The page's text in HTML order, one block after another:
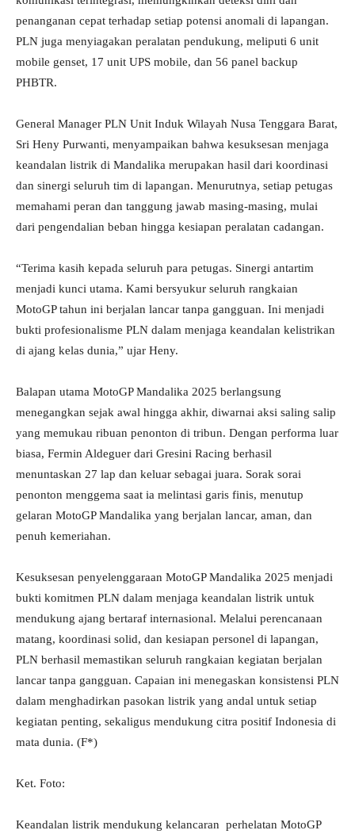
penanganan cepat terhadap setiap potensi anomali di lapangan.
PLN juga menyiagakan peralatan pendukung, meliputi 6 unit
mobile genset, 17 unit UPS mobile, dan 56 panel backup
PHBTR.
General Manager PLN Unit Induk Wilayah Nusa Tenggara Barat,
Sri Heny Purwanti, menyampaikan bahwa kesuksesan menjaga
keandalan listrik di Mandalika merupakan hasil dari koordinasi
dan sinergi seluruh tim di lapangan. Menurutnya, setiap petugas
memahami peran dan tanggung jawab masing-masing, mulai
dari pengendalian beban hingga kesiapan peralatan cadangan.
“Terima kasih kepada seluruh para petugas. Sinergi antartim
menjadi kunci utama. Kami bersyukur seluruh rangkaian
MotoGP tahun ini berjalan lancar tanpa gangguan. Ini menjadi
bukti profesionalisme PLN dalam menjaga keandalan kelistrikan
di ajang kelas dunia,” ujar Heny.
Balapan utama MotoGP Mandalika 2025 berlangsung
menegangkan sejak awal hingga akhir, diwarnai aksi saling salip
yang memukau ribuan penonton di tribun. Dengan performa luar
biasa, Fermin Aldeguer dari Gresini Racing berhasil
menuntaskan 27 lap dan keluar sebagai juara. Sorak sorai
penonton menggema saat ia melintasi garis finis, menutup
gelaran MotoGP Mandalika yang berjalan lancar, aman, dan
penuh kemeriahan.
Kesuksesan penyelenggaraan MotoGP Mandalika 2025 menjadi
bukti komitmen PLN dalam menjaga keandalan listrik untuk
mendukung ajang bertaraf internasional. Melalui perencanaan
matang, koordinasi solid, dan kesiapan personel di lapangan,
PLN berhasil memastikan seluruh rangkaian kegiatan berjalan
lancar tanpa gangguan. Capaian ini menegaskan konsistensi PLN
dalam menghadirkan pasokan listrik yang andal untuk setiap
kegiatan penting, sekaligus mendukung citra positif Indonesia di
mata dunia. (F*)
Ket. Foto:
Keandalan listrik mendukung kelancaran perhelatan MotoGP